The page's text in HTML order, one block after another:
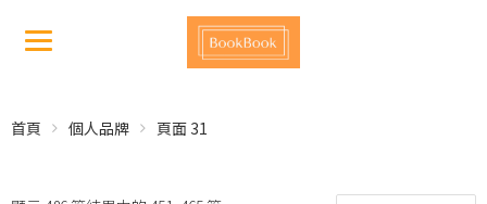
首頁 個人品牌 頁面 31